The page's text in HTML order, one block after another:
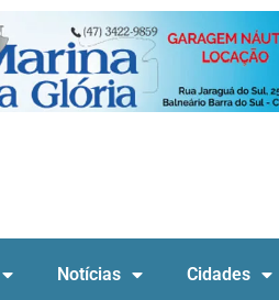
Notícias Cidades